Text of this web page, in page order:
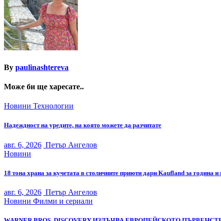
By paulinashtereva
Може би ще харесате..
Новини Технологии
Надеждност на уредите, на която можете да разчитате
авг. 6, 2026 Петър Ангелов
Новини
18 тона храна за кучетата в столичните приюти дари Kaufland за година и
авг. 6, 2026 Петър Ангелов
Новини Филми и сериали